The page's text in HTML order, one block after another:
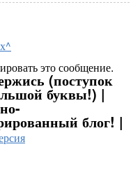
это сообщение.
(поступок
буквы!) |
блог! |